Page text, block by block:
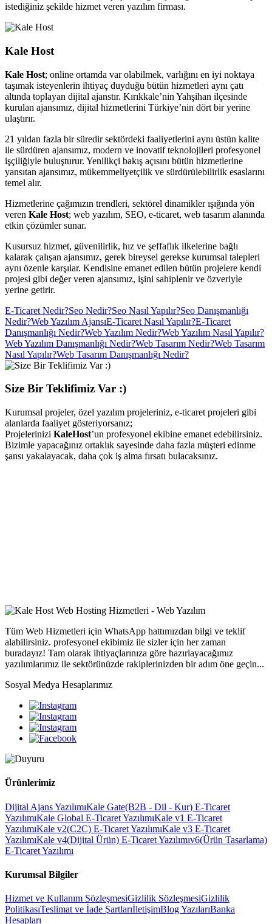
istediğiniz şekilde hizmet veren yazılım firması.
Kale Host
Kale Host; online ortamda var olabilmek, varlığını en iyi noktaya
taşımak isteyenlerin ihtiyaç duyduğu bütün hizmetleri aynı çatı
altında toplayan dijital ajanstır. Kırıkkale’nin Yahşihan ilçesinde
kurulan ajansımız, dijital hizmetlerini Türkiye’nin dört bir yerine
ulaştırır.
21 yıldan fazla bir süredir sektördeki faaliyetlerini aynı üstün kalite
ile sürdüren ajansımız, modern ve inovatif teknolojileri profesyonel
işçiliğiyle buluşturur. Yenilikçi bakış açısını bütün hizmetlerine
yansıtan ajansımız, mükemmeliyetçilik ve sürdürülebilirlik esaslarını
temel alır.
Hizmetlerine çağımızın trendleri, sektörel dinamikler ışığında yön
veren Kale Host; web yazılım, SEO, e-ticaret, web tasarım alanında
etkin çözümler sunar.
Kusursuz hizmet, güvenilirlik, hız ve şeffaflık ilkelerine bağlı
kalarak çalışan ajansımız, gerek bireysel gerekse kurumsal talepleri
aynı özenle karşılar. Kendisine emanet edilen bütün projelere kendi
projesi gibi değer veren ajansımız, işini sahiplenir ve özveriyle
yerine getirir.
E-Ticaret Nedir?Seo Nedir?Seo Nasıl Yapılır?Seo Danışmanlığı
Nedir?Web Yazılım AjansıE-Ticaret Nasıl Yapılır?E-Ticaret
Danışmanlığı Nedir?Web Yazılım Nedir?Web Yazılım Nasıl Yapılır?
Web Yazılım Danışmanlığı Nedir?Web Tasarım Nedir?Web Tasarım
Nasıl Yapılır?Web Tasarım Danışmanlığı Nedir?
Size Bir Teklifimiz Var :)
Kurumsal projeler, özel yazılım projeleriniz, e-ticaret projeleri gibi
alanlarda faaliyet gösteriyorsanız;
Projelerinizi KaleHost’un profesyonel ekibine emanet edebilirsiniz.
Bizimle yapacağınız ortaklık sayesinde daha fazla müşteri edinme
şansı yakalayacak, daha çok iş alma fırsatı bulacaksınız.
Tüm Web Hizmetleri için WhatsApp hattımızdan bilgi ve teklif
alabilirsiniz. profesyonel ekibimiz ile sizler için her zaman
buradayız! Tam olarak ihtiyaçlarınıza göre hazırlayacağımız
yazılımlarımız ile sektörünüzde rakiplerinizden bir adım öne geçin...
Sosyal Medya Hesaplarımız
Ürünlerimiz
Dijital Ajans YazılımıKale Gate(B2B - Dil - Kur) E-Ticaret
YazılımıKale Global E-Ticaret YazılımıKale v1 E-Ticaret
YazılımıKale v2(C2C) E-Ticaret YazılımıKale v3 E-Ticaret
YazılımıKale v4(Dijital Ürün) E-Ticaret Yazılımıv6(Ürün Tasarlama)
E-Ticaret Yazılımı
Kurumsal Bilgiler
Hizmet ve Kullanım SözleşmesiGizlilik SözleşmesiGizlilik
PolitikasıTeslimat ve İade ŞartlarıİletişimBlog YazılarıBanka
Hesapları